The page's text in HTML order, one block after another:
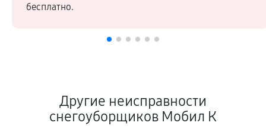
бесплатно.
Другие неисправности
снегоуборщиков Мобил К